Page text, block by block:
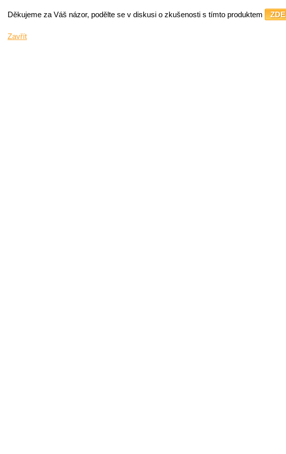
Děkujeme za Váš názor, podělte se v diskusi o zkušenosti s tímto produktem ZDE
Zavřít